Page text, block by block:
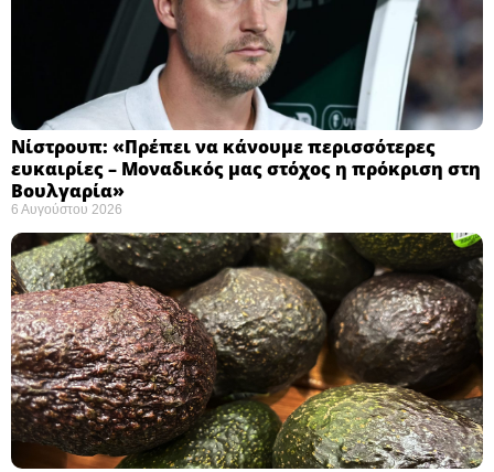
Νίστρουπ: «Πρέπει να κάνουμε περισσότερες
ευκαιρίες – Μοναδικός μας στόχος η πρόκριση στη
Βουλγαρία» ​
6 Αυγούστου 2026